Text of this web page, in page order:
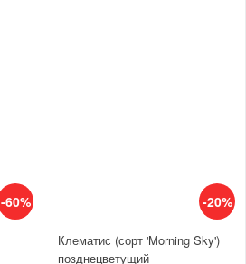
-60% -20%
Клематис (сорт 'Morning Sky')
позднецветущий